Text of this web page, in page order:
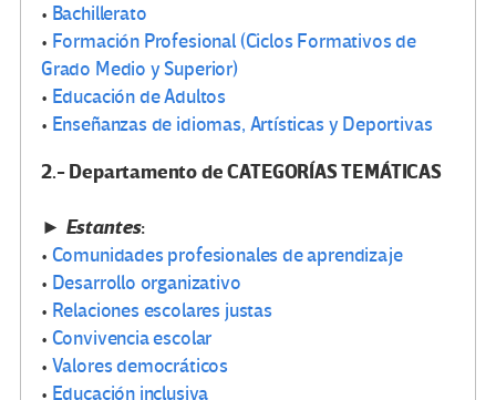
• Bachillerato
• Formación Profesional (Ciclos Formativos de
Grado Medio y Superior)
• Educación de Adultos
• Enseñanzas de idiomas, Artísticas y Deportivas
2.- Departamento de CATEGORÍAS TEMÁTICAS
► Estantes:
• Comunidades profesionales de aprendizaje
• Desarrollo organizativo
• Relaciones escolares justas
• Convivencia escolar
• Valores democráticos
• Educación inclusiva